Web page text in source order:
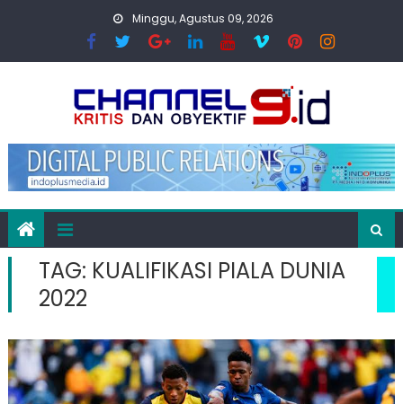
Minggu, Agustus 09, 2026
TAG: KUALIFIKASI PIALA DUNIA
2022